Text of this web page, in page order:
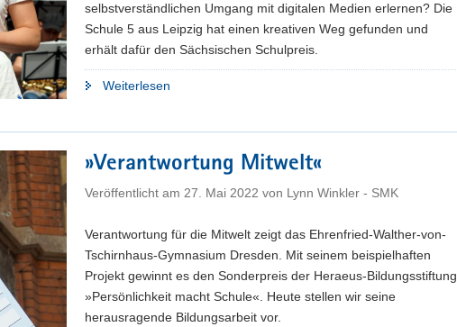
selbstverständlichen Umgang mit digitalen Medien erlernen? Die
Schule 5 aus Leipzig hat einen kreativen Weg gefunden und
erhält dafür den Sächsischen Schulpreis.
Weiterlesen
produziert
Podcast"
»Verantwortung Mitwelt«
Veröffentlicht am 27. Mai 2022 von Lynn Winkler - SMK
Verantwortung für die Mitwelt zeigt das Ehrenfried-Walther-von-
Tschirnhaus-Gymnasium Dresden. Mit seinem beispielhaften
Projekt gewinnt es den Sonderpreis der Heraeus-Bildungsstiftung
»Persönlichkeit macht Schule«. Heute stellen wir seine
herausragende Bildungsarbeit vor.